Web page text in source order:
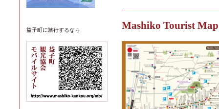
益子町 に旅行するなら Mashiko Tourist Map